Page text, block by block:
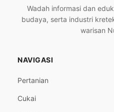
Wadah informasi dan
budaya, serta industri
warisan
NAVIGASI
Pertanian
Cukai